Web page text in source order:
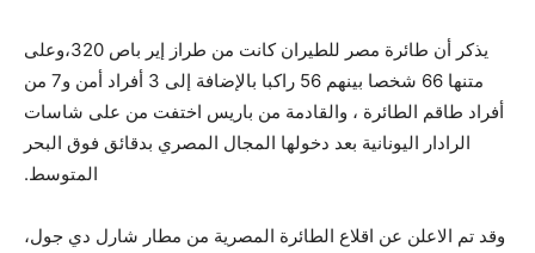
يذكر أن طائرة مصر للطيران كانت من طراز إير باص 320،وعلى
متنها 66 شخصا بينهم 56 راكبا بالإضافة إلى 3 أفراد أمن و7 من
أفراد طاقم الطائرة ، والقادمة من باريس اختفت من على شاسات
الرادار اليونانية بعد دخولها المجال المصري بدقائق فوق البحر
المتوسط.
وقد تم الاعلن عن اقلاع الطائرة المصرية من مطار شارل دي جول،